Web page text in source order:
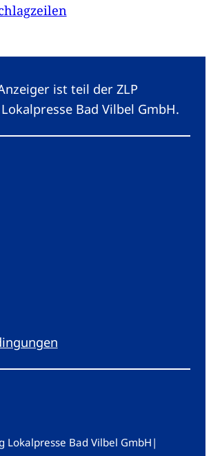
ist teil der ZLP
Bad Vilbel GmbH.
Lokalpresse Bad Vilbel GmbH |